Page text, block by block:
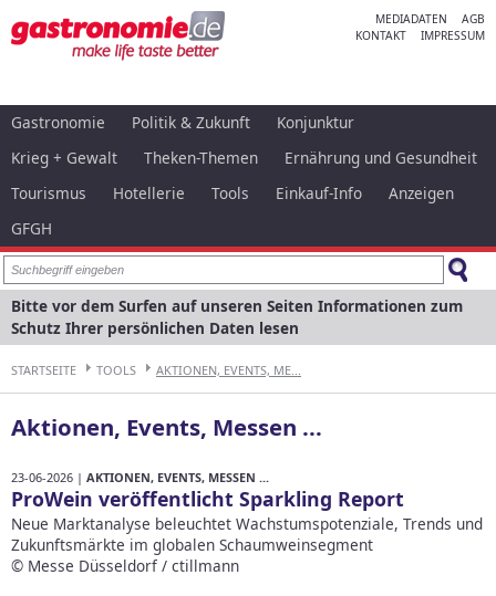
MEDIADATEN
AGB
KONTAKT
IMPRESSUM
Gastronomie Politik & Zukunft
Konjunktur
Krieg + Gewalt
Theken-Themen
Ernährung und Gesundheit
Tourismus
Hotellerie Tools Einkauf-Info
Anzeigen
GFGH
Bitte vor dem Surfen auf unseren Seiten Informationen zum
Schutz Ihrer persönlichen Daten lesen
STARTSEITE TOOLS AKTIONEN, EVENTS, ME...
Aktionen, Events, Messen ...
23-06-2026 | AKTIONEN, EVENTS, MESSEN ...
ProWein veröffentlicht Sparkling Report
Neue Marktanalyse beleuchtet Wachstumspotenziale, Trends und
Zukunftsmärkte im globalen Schaumweinsegment
© Messe Düsseldorf / ctillmann